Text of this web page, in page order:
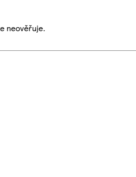
neověřuje.